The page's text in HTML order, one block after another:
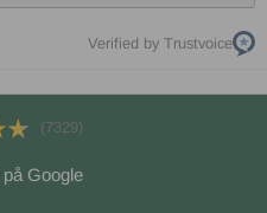
Verified by Trustvoice
(7329)
på Google